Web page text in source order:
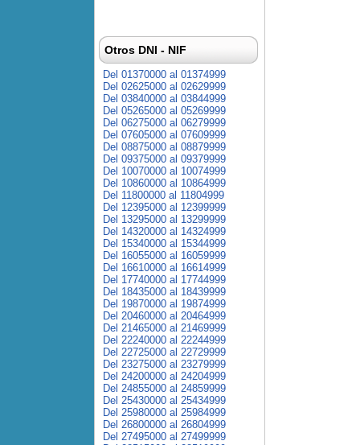
Otros DNI - NIF
Del 01370000 al 01374999
Del 02625000 al 02629999
Del 03840000 al 03844999
Del 05265000 al 05269999
Del 06275000 al 06279999
Del 07605000 al 07609999
Del 08875000 al 08879999
Del 09375000 al 09379999
Del 10070000 al 10074999
Del 10860000 al 10864999
Del 11800000 al 11804999
Del 12395000 al 12399999
Del 13295000 al 13299999
Del 14320000 al 14324999
Del 15340000 al 15344999
Del 16055000 al 16059999
Del 16610000 al 16614999
Del 17740000 al 17744999
Del 18435000 al 18439999
Del 19870000 al 19874999
Del 20460000 al 20464999
Del 21465000 al 21469999
Del 22240000 al 22244999
Del 22725000 al 22729999
Del 23275000 al 23279999
Del 24200000 al 24204999
Del 24855000 al 24859999
Del 25430000 al 25434999
Del 25980000 al 25984999
Del 26800000 al 26804999
Del 27495000 al 27499999